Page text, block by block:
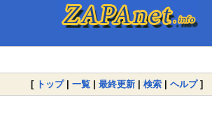
[ トップ| 一覧 | 最終更新 | 検索 | ヘルプ]